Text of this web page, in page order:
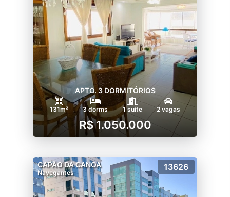
APTO. 3 DORMITÓRIOS
131m² 3 dorms 1 suíte 2 vagas
R$ 1.050.000
CAPÃO DA CANOA
Navegantes
13626